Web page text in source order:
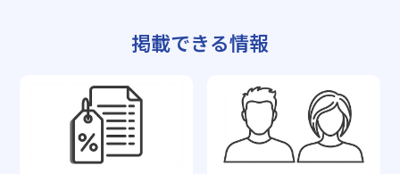
掲載できる情報